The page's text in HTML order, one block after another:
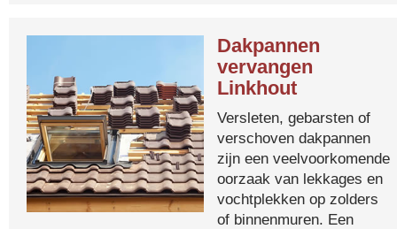
Dakpannen
vervangen
Linkhout
Versleten, gebarsten of
verschoven dakpannen
zijn een veelvoorkomende
oorzaak van lekkages en
vochtplekken op zolders
of binnenmuren. Een